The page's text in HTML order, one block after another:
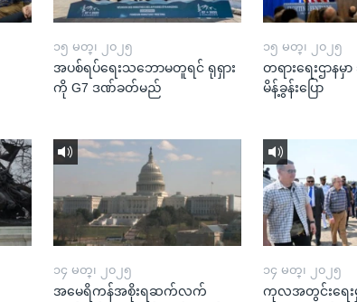
၁၅ မတ္၊ ၂၀၂၅
အပစ်ရပ်ရေးသဘောမတူရင် ရုရှား
ကို G7 ဒဏ်ခတ်မည်
၁၅ မတ္၊ ၂၀၂၅
တရားရေးဌာနမှ
မိန့်ခွန်းပြော
၁၄ မတ္၊ ၂၀၂၅
အမေရိကန်အစိုးရဆက်လက်
၁၄ မတ္၊ ၂၀၂၅
ကုလအတွင်းရေးမှူ